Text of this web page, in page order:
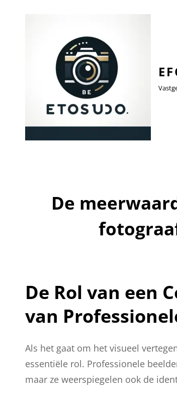
De
De Rol van een
van
Als het gaat om het visueel
essentiële rol. Professionele
maar ze weerspiegelen ook de